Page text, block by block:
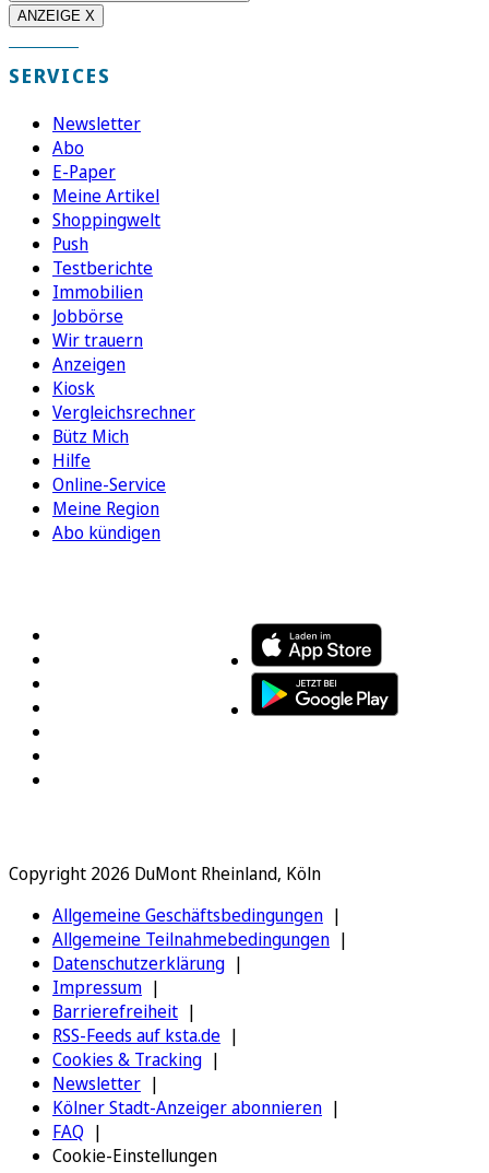
ANZEIGE X
SERVICES
Newsletter
Abo
E-Paper
Meine Artikel
Shoppingwelt
Push
Testberichte
Immobilien
Jobbörse
Wir trauern
Anzeigen
Kiosk
Vergleichsrechner
Bütz Mich
Hilfe
Online-Service
Meine Region
Abo kündigen
Copyright 2026 DuMont Rheinland, Köln
Allgemeine Geschäftsbedingungen
Allgemeine Teilnahmebedingungen
Datenschutzerklärung
Impressum
Barrierefreiheit
RSS-Feeds auf ksta.de
Cookies & Tracking
Newsletter
Kölner Stadt-Anzeiger abonnieren
FAQ
Cookie-Einstellungen